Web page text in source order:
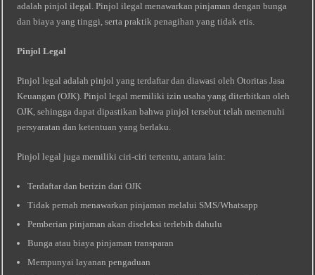
adalah pinjol ilegal. Pinjol ilegal menawarkan pinjaman dengan bunga
dan biaya yang tinggi, serta praktik penagihan yang tidak etis.
Pinjol Legal
Pinjol legal adalah pinjol yang terdaftar dan diawasi oleh Otoritas Jasa
Keuangan (OJK). Pinjol legal memiliki izin usaha yang diterbitkan oleh
OJK, sehingga dapat dipastikan bahwa pinjol tersebut telah memenuhi
persyaratan dan ketentuan yang berlaku.
Pinjol legal juga memiliki ciri-ciri tertentu, antara lain:
Terdaftar dan berizin dari OJK
Tidak pernah menawarkan pinjaman melalui SMS/Whatsapp
Pemberian pinjaman akan diseleksi terlebih dahulu
Bunga atau biaya pinjaman transparan
Mempunyai layanan pengaduan